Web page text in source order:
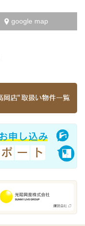
google map